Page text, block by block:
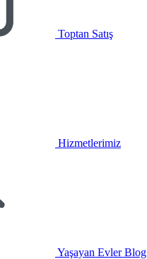
Toptan Satış
Hizmetlerimiz
Yaşayan Evler Blog